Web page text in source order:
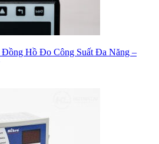
Hồ Đo Công Suất Đa Năng –